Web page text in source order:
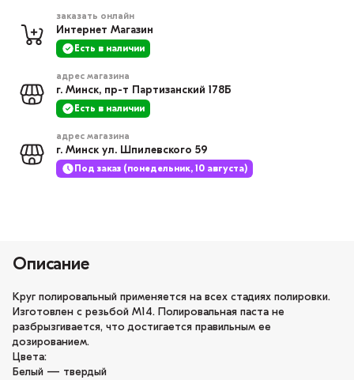
заказать онлайн
Интернет Магазин
Есть в наличии
адрес магазина
г. Минск, пр-т Партизанский 178Б
Есть в наличии
адрес магазина
г. Минск ул. Шпилевского 59
Под заказ (понедельник, 10 августа)
Описание
Круг полировальный применяется на всех стадиях полировки.
Изготовлен с резьбой М14. Полировальная паста не
разбрызгивается, что достигается правильным ее
дозированием.
Цвета:
Белый — твердый